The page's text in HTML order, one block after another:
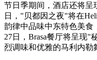
节日季期间，酒店还将呈
日，"贝都因之夜"将在
韵律中品味中东特色美食
27日，Brasa餐厅将呈现"
烈调味和优雅的马利内勒